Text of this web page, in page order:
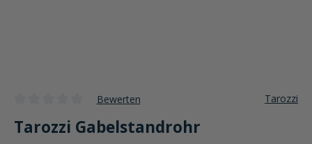
Bewerten Tarozzi
Tarozzi Gabelstandrohr